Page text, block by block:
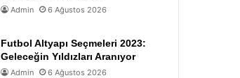
Admin 6 Ağustos 2026
Futbol Altyapı Seçmeleri 2023:
Geleceğin Yıldızları Aranıyor
Admin 6 Ağustos 2026